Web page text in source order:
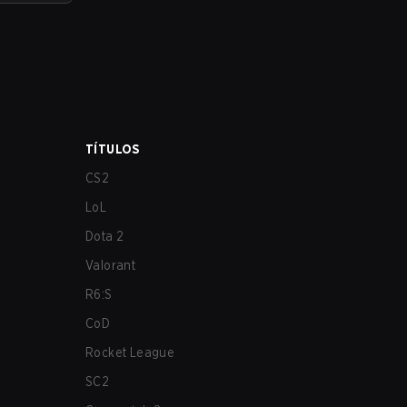
TÍTULOS
CS2
LoL
Dota 2
Valorant
R6:S
CoD
Rocket League
SC2